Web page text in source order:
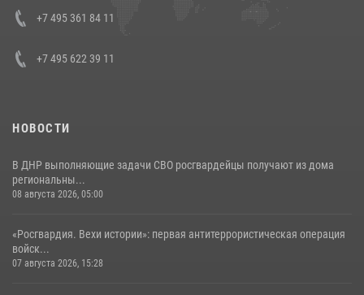
Кавказском федеральном округе Виталием Кузнецовым
+7 495 361 84 11
+7 495 622 39 11
НОВОСТИ
В ДНР выполняющие задачи СВО росгвардейцы получают из дома
региональны...
08 августа 2026, 05:00
«Росгвардия. Вехи истории»: первая антитеррористическая операция
войск...
07 августа 2026, 15:28